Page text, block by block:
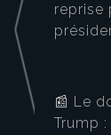
reprise
📰 Le
Trump